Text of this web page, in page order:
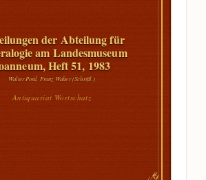
der Abteilung für
am Landesmuseum
Heft 51, 1983
Walter Postl, Franz Walter (Schriftl.)
Antiquariat Wortschatz